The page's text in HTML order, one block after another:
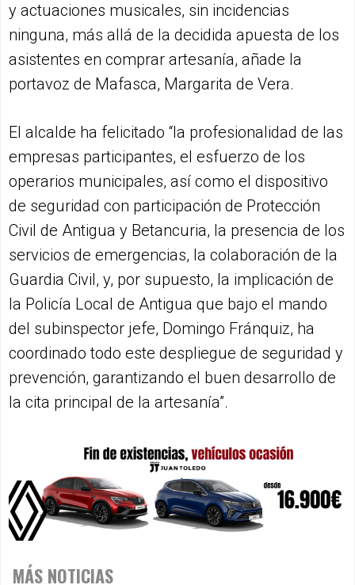
y actuaciones musicales, sin incidencias
ninguna, más allá de la decidida apuesta de los
asistentes en comprar artesanía, añade la
portavoz de Mafasca, Margarita de Vera.
El alcalde ha felicitado “la profesionalidad de las
empresas participantes, el esfuerzo de los
operarios municipales, así como el dispositivo
de seguridad con participación de Protección
Civil de Antigua y Betancuria, la presencia de los
servicios de emergencias, la colaboración de la
Guardia Civil, y, por supuesto, la implicación de
la Policía Local de Antigua que bajo el mando
del subinspector jefe, Domingo Fránquiz, ha
coordinado todo este despliegue de seguridad y
prevención, garantizando el buen desarrollo de
la cita principal de la artesanía”.
MÁS NOTICIAS